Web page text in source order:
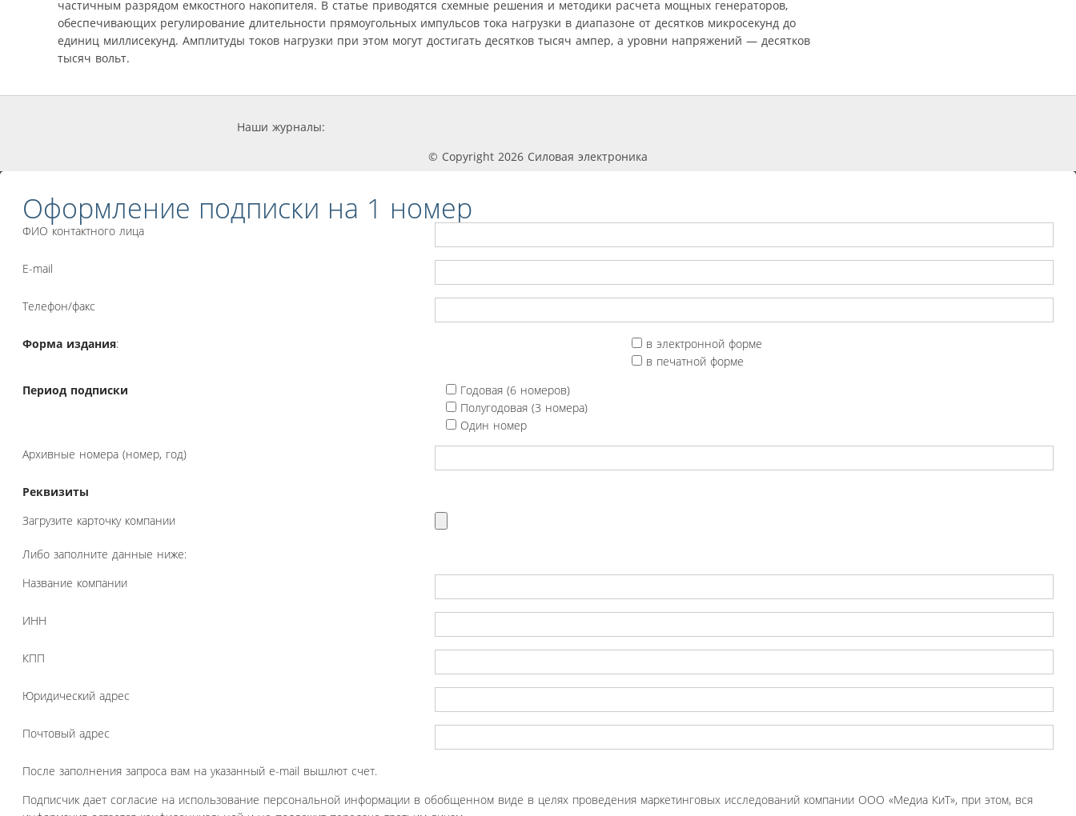
частичным разрядом емкостного накопителя. В статье приводятся схемные решения и методики расчета мощных генераторов,
обеспечивающих регулирование длительности прямоугольных импульсов тока нагрузки в диапазоне от десятков микросекунд до
единиц миллисекунд. Амплитуды токов нагрузки при этом могут достигать десятков тысяч ампер, а уровни напряжений — десятков
тысяч вольт.
Наши журналы:
© Copyright 2026 Силовая электроника
Оформление подписки на 1 номер
ФИО контактного лица
E-mail
Телефон/факс
Форма издания:
в электронной форме
в печатной форме
Период подписки
Годовая (6 номеров)
Полугодовая (3 номера)
Один номер
Архивные номера (номер, год)
Реквизиты
Загрузите карточку компании
Либо заполните данные ниже:
Название компании
ИНН
КПП
Юридический адрес
Почтовый адрес
После заполнения запроса вам на указанный e-mail вышлют счет.
Подписчик дает согласие на использование персональной информации в обобщенном виде в целях проведения маркетинговых исследований компании ООО «Медиа КиТ», при этом, вся